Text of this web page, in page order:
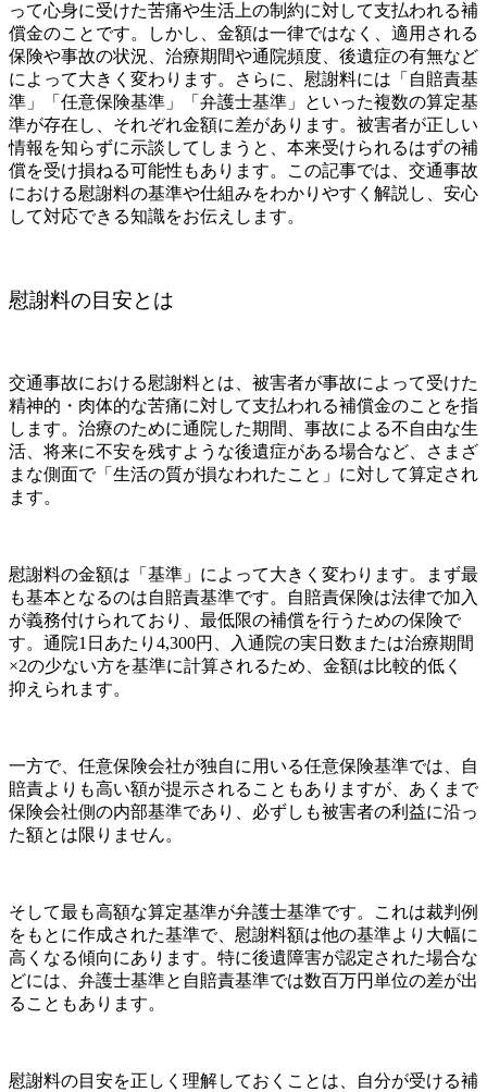
って心身に受けた苦痛や生活上の制約に対して支払われる補
償金のことです。しかし、金額は一律ではなく、適用される
保険や事故の状況、治療期間や通院頻度、後遺症の有無など
によって大きく変わります。さらに、慰謝料には「自賠責基
準」「任意保険基準」「弁護士基準」といった複数の算定基
準が存在し、それぞれ金額に差があります。被害者が正しい
情報を知らずに示談してしまうと、本来受けられるはずの補
償を受け損ねる可能性もあります。この記事では、交通事故
における慰謝料の基準や仕組みをわかりやすく解説し、安心
して対応できる知識をお伝えします。
慰謝料の目安とは
交通事故における慰謝料とは、被害者が事故によって受けた
精神的・肉体的な苦痛に対して支払われる補償金のことを指
します。治療のために通院した期間、事故による不自由な生
活、将来に不安を残すような後遺症がある場合など、さまざ
まな側面で「生活の質が損なわれたこと」に対して算定され
ます。
慰謝料の金額は「基準」によって大きく変わります。まず最
も基本となるのは自賠責基準です。自賠責保険は法律で加入
が義務付けられており、最低限の補償を行うための保険で
す。通院1日あたり4,300円、入通院の実日数または治療期間
×2の少ない方を基準に計算されるため、金額は比較的低く
抑えられます。
一方で、任意保険会社が独自に用いる任意保険基準では、自
賠責よりも高い額が提示されることもありますが、あくまで
保険会社側の内部基準であり、必ずしも被害者の利益に沿っ
た額とは限りません。
そして最も高額な算定基準が弁護士基準です。これは裁判例
をもとに作成された基準で、慰謝料額は他の基準より大幅に
高くなる傾向にあります。特に後遺障害が認定された場合な
どには、弁護士基準と自賠責基準では数百万円単位の差が出
ることもあります。
慰謝料の目安を正しく理解しておくことは、自分が受ける補